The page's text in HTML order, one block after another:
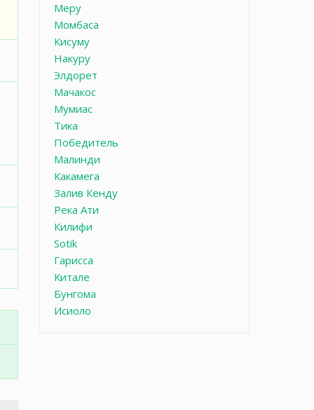
Меру
Момбаса
Кисуму
Накуру
Элдорет
Мачакос
Мумиас
Тика
Победитель
Малинди
Какамега
Залив Кенду
Река Ати
Килифи
Sotik
Гарисса
Китале
Бунгома
Исиоло